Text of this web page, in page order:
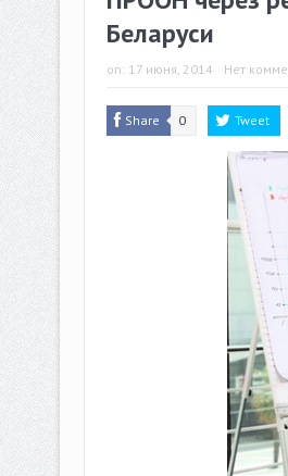
Беларуси
on: 17 июня, 2014 Нет
Share 0 Tweet